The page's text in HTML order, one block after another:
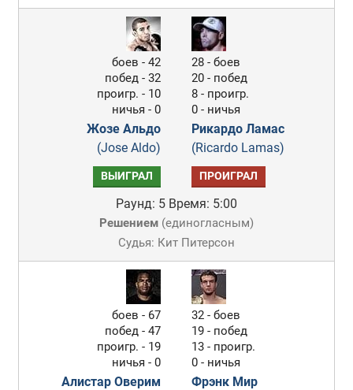
боев - 42
побед - 32
проигр. - 10
ничья - 0
Жозе Альдо
(Jose Aldo)
28 - боев
20 - побед
8 - проигр.
0 - ничья
Рикардо Ламас
(Ricardo Lamas)
ВЫИГРАЛ ПРОИГРАЛ
Раунд: 5 Время: 5:00
Решением(единогласным)
Судья: Кит Питерсон
боев - 67
побед - 47
проигр. - 19
ничья - 0
Алистар Оверим
32 - боев
19 - побед
13 - проигр.
0 - ничья
Фрэнк Мир